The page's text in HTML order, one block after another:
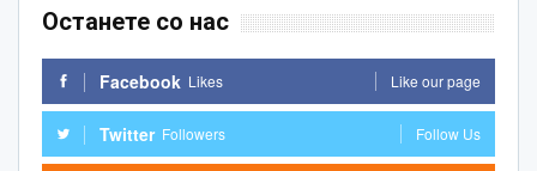
Останете со нас
Facebook Likes Like our page
Twitter Followers Follow Us